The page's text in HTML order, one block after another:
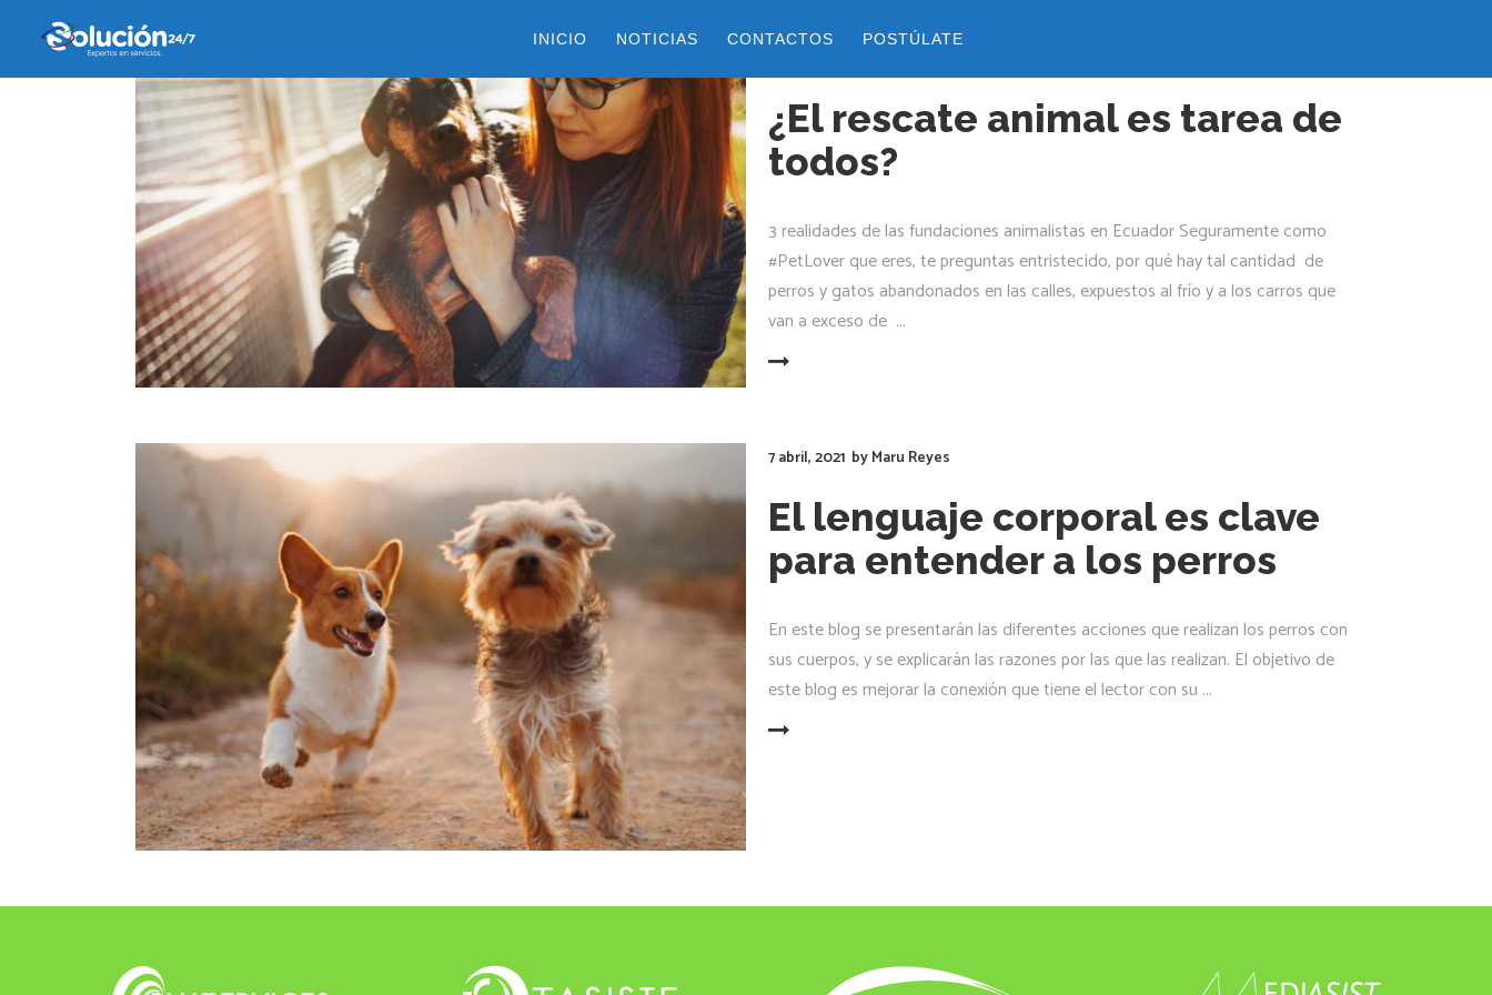
INICIO NOTICIAS CONTACTOS POSTÚLATE
¿El rescate animal es tarea de
todos?
3 realidades de las fundaciones animalistas en Ecuador Seguramente como
#PetLover que eres, te preguntas entristecido, por qué hay tal cantidad de
perros y gatos abandonados en las calles, expuestos al frío y a los carros que
van a exceso de
LEER MÁS
7 abril, 2021 byMaru Reyes
El lenguaje corporal es clave
para entender a los perros
En este blog se presentarán las diferentes acciones que realizan los perros con
sus cuerpos, y se explicarán las razones por las que las realizan. El objetivo de
este blog es mejorar la conexión que tiene el lector con su
LEER MÁS